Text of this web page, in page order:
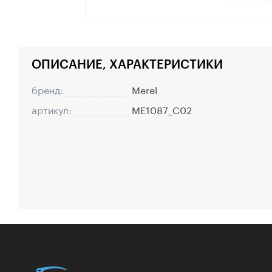
ОПИСАНИЕ, ХАРАКТЕРИСТИКИ
бренд:
Merel
артикул:
ME1087_C02